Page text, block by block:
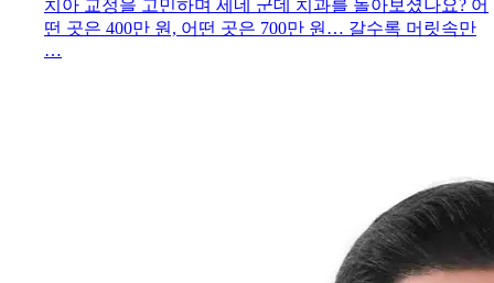
치아 교정을 고민하며 세네 군데 치과를 돌아보셨나요? 어
떤 곳은 400만 원, 어떤 곳은 700만 원… 갈수록 머릿속만
…